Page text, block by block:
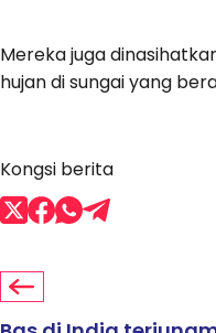
Mereka juga
hujan di sungai yang
Kongsi berita